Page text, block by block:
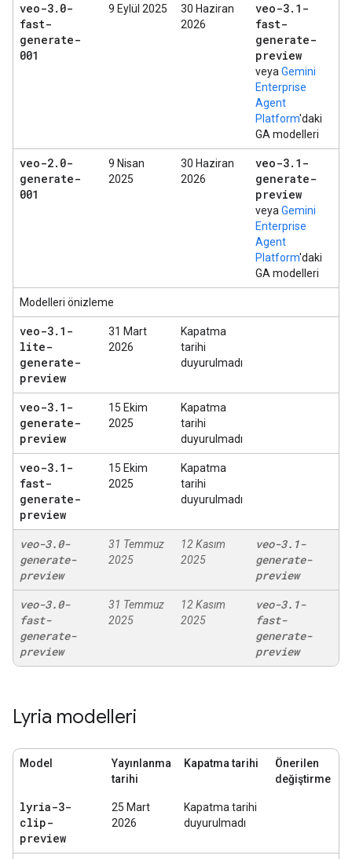
veo-3. 0-
fast-
generate-
001
9 Eylül 2025
30 Haziran
2026
veo-3. 1-
fast-
generate-
preview
veya Gemini
Enterprise
Agent
Platform'daki
GA modelleri
veo-2. 0-
generate-
001
9 Nisan
2025
30 Haziran
2026
veo-3. 1-
generate-
preview
veya Gemini
Enterprise
Agent
Platform'daki
GA modelleri
Modelleri önizleme
veo-3. 1-
lite-
generate-
preview
31 Mart
2026
Kapatma
tarihi
duyurulmadı
veo-3. 1-
generate-
preview
15 Ekim
2025
Kapatma
tarihi
duyurulmadı
veo-3. 1-
fast-
generate-
preview
15 Ekim
2025
Kapatma
tarihi
duyurulmadı
veo-3.0-
generate-
preview
31 Temmuz
2025
12 Kasım
2025
veo-3. 1-
generate-
preview
veo-3.0-
fast-
generate-
preview
31 Temmuz
2025
12 Kasım
2025
veo-3. 1-
fast-
generate-
preview
Lyria modelleri
Model
Yayınlanma
tarihi
Kapatma tarihi
Önerilen
değiştirme
lyria-3-
clip-
preview
25 Mart
2026
Kapatma tarihi
duyurulmadı